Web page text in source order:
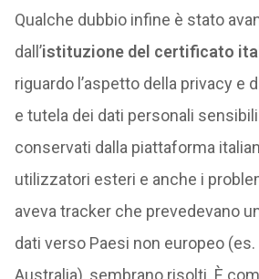
Qualche dubbio infine è stato
dall’istituzione del certificato
riguardo l’aspetto della privacy e
e tutela dei dati personali
conservati dalla piattaforma
utilizzatori esteri e anche i
aveva tracker che prevedevano
dati verso Paesi non europeo (es.
Australia), sembrano risolti. È